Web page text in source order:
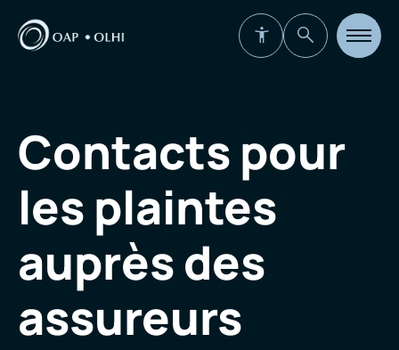
Ouvrir
la
Contacts pour
les plaintes
auprès des
assureurs